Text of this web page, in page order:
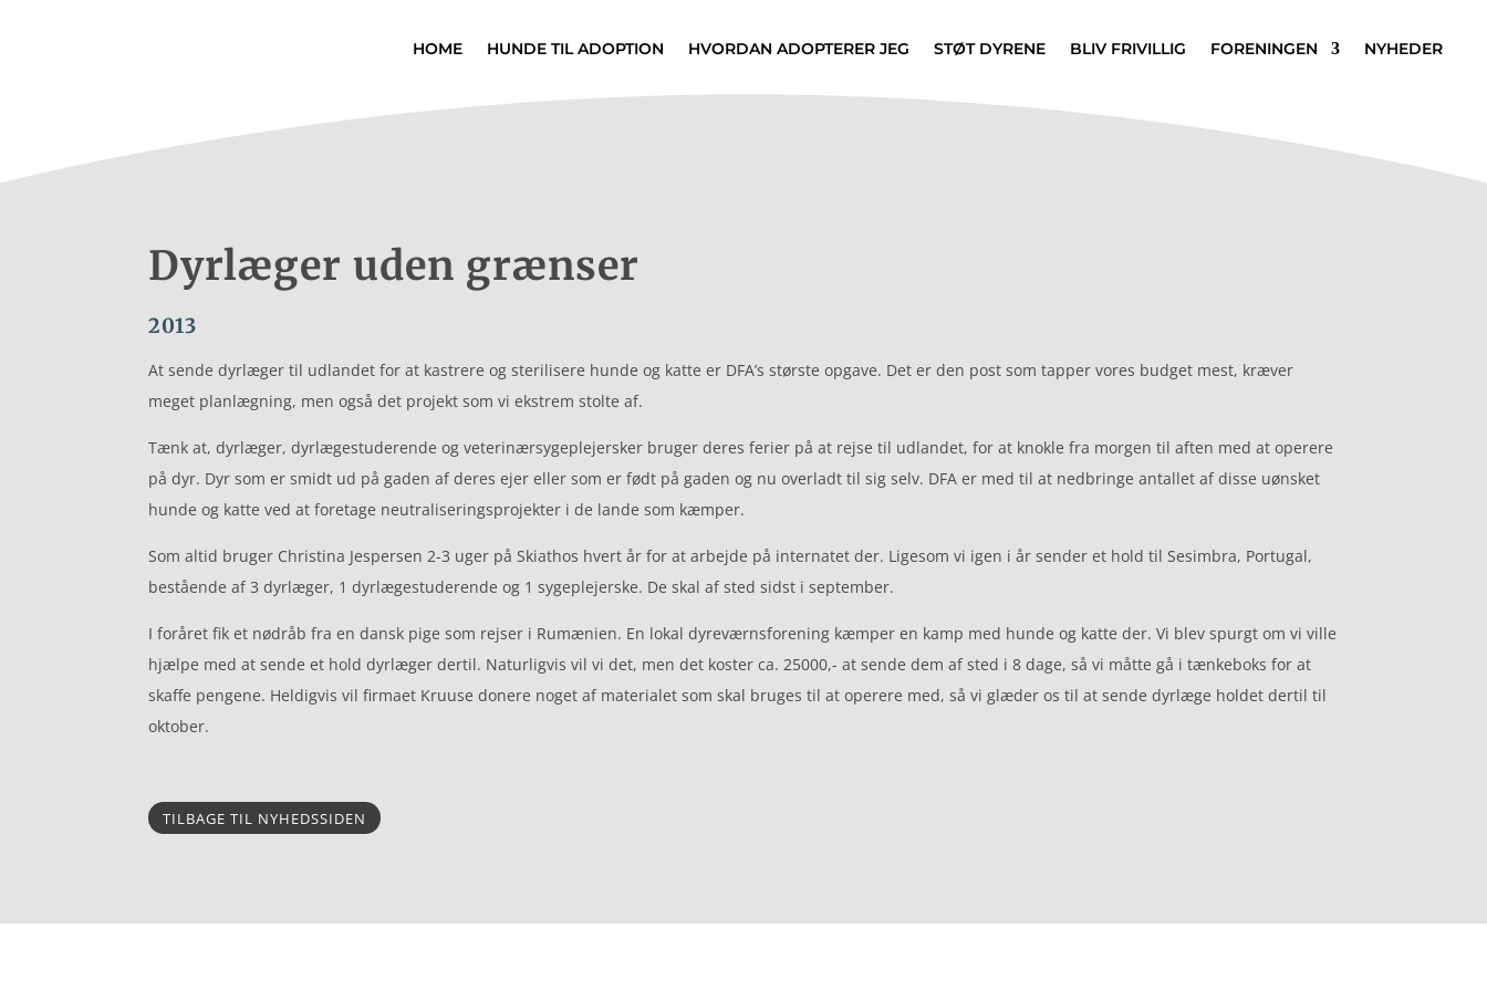
HOME HUNDE TIL ADOPTION HVORDAN ADOPTERER JEG STØT DYRENE BLIV FRIVILLIG FORENINGEN NYHEDER
Dyrlæger uden grænser
2013
At sende dyrlæger til udlandet for at kastrere og sterilisere hunde og katte er DFA’s største opgave. Det er den post som tapper vores budget mest, kræver
meget planlægning, men også det projekt som vi ekstrem stolte af.
Tænk at, dyrlæger, dyrlægestuderende og veterinærsygeplejersker bruger deres ferier på at rejse til udlandet, for at knokle fra morgen til aften med at operere
på dyr. Dyr som er smidt ud på gaden af deres ejer eller som er født på gaden og nu overladt til sig selv. DFA er med til at nedbringe antallet af disse uønsket
hunde og katte ved at foretage neutraliseringsprojekter i de lande som kæmper.
Som altid bruger Christina Jespersen 2-3 uger på Skiathos hvert år for at arbejde på internatet der. Ligesom vi igen i år sender et hold til Sesimbra, Portugal,
bestående af 3 dyrlæger, 1 dyrlægestuderende og 1 sygeplejerske. De skal af sted sidst i september.
I foråret fik et nødråb fra en dansk pige som rejser i Rumænien. En lokal dyreværnsforening kæmper en kamp med hunde og katte der. Vi blev spurgt om vi ville
hjælpe med at sende et hold dyrlæger dertil. Naturligvis vil vi det, men det koster ca. 25000,- at sende dem af sted i 8 dage, så vi måtte gå i tænkeboks for at
skaffe pengene. Heldigvis vil firmaet Kruuse donere noget af materialet som skal bruges til at operere med, så vi glæder os til at sende dyrlæge holdet dertil til
oktober.
TILBAGE TIL NYHEDSSIDEN